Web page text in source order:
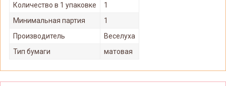
Количество в 1 упаковке
1
Минимальная партия
1
Производитель
Веселуха
Тип бумаги
матовая